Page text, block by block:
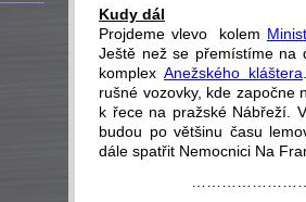
Kudy dál
Projdeme vlevo kolem
Ještě než se přemístíme na
komplex Anežského kláštera
rušné vozovky, kde započne
k řece na pražské Nábřeží.
budou po většinu času
dále spatřit Nemocnici Na